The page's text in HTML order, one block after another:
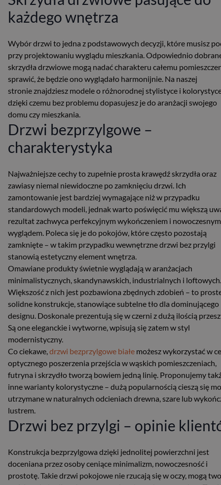
każdego wnętrza
Wybór drzwi to jedna z podstawowych decyzji, które musisz
przy projektowaniu wyglądu mieszkania. Odpowiednio
skrzydła drzwiowe mogą nadać charakteru całemu
sprawić, że będzie ono wyglądało harmonijnie. Na naszej
stronie znajdziesz modele o różnorodnej stylistyce i
dzięki czemu bez problemu dopasujesz je do aranżacji swojego
domu czy mieszkania.
Drzwi bezprzylgowe –
charakterystyka
Najważniejsze cechy to zupełnie prosta krawędź skrzydła oraz
zawiasy niemal niewidoczne po zamknięciu drzwi. Ich
zamontowanie jest bardziej wymagające niż w przypadku
standardowych modeli, jednak warto poświęcić mu większą
rezultat zachwyca perfekcyjnym wykończeniem i nowoczesnym
wyglądem. Poleca się je do pokojów, które często pozostają
zamknięte – w takim przypadku wewnętrzne drzwi bez przylgi
stanowią estetyczny element wnętrza.
Omawiane produkty świetnie wyglądają w aranżacjach
minimalistycznych, skandynawskich, industrialnych i loftowych.
Większość z nich jest pozbawiona zbędnych zdobień – to
solidne konstrukcje, stanowiące subtelne tło dla dominującego
designu. Doskonale prezentują się w czerni z dużą ilością
Są one eleganckie i wytworne, wpisują się zatem w styl
modernistyczny.
Co ciekawe,drzwi bezprzylgowe białe możesz wykorzystać w
optycznego poszerzenia przejścia w wąskich pomieszczeniach,
futryna i skrzydło tworzą bowiem jedną linię. Proponujemy
inne warianty kolorystyczne – dużą popularnością cieszą się
utrzymane w naturalnych odcieniach drewna, szare lub
lustrem.
Drzwi bez przylgi – opinie
Konstrukcja bezprzylgowa dzięki jednolitej powierzchni jest
doceniana przez osoby ceniące minimalizm, nowoczesność i
prostotę. Takie drzwi pokojowe nie rzucają się w oczy, mogą